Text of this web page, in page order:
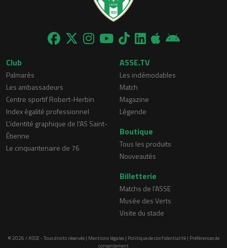
Club
Palmarès
Les ambassadeurs
Centre sportif Robert-Herbin
Index égalité professionnel
L'identité graphique de l'AS Saint-
Étienne
Le cinquantenaire de 76
ASSE.TV
Les indémodables
Match
Magazine
Légende
Boutique
Tous les produits
Nouveautés
Billetterie
Matchs de l'ASSE
Musée des Verts
Visite du stade
© 2026 / ASSE - Tous droits réservés | Mentions légales| Politique de confidentialité| Préférences de
consentement